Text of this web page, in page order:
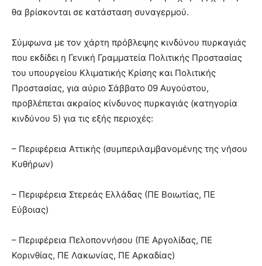
θα βρίσκονται σε κατάσταση συναγερμού.
Σύμφωνα με τον χάρτη πρόβλεψης κινδύνου πυρκαγιάς
που εκδίδει η Γενική Γραμματεία Πολιτικής Προστασίας
του υπουργείου Κλιματικής Κρίσης και Πολιτικής
Προστασίας, για αύριο Σάββατο 09 Αυγούστου,
προβλέπεται ακραίος κίνδυνος πυρκαγιάς (κατηγορία
κινδύνου 5) για τις εξής περιοχές:
– Περιφέρεια Αττικής (συμπεριλαμβανομένης της νήσου
Κυθήρων)
– Περιφέρεια Στερεάς Ελλάδας (ΠΕ Βοιωτίας, ΠΕ
Εύβοιας)
– Περιφέρεια Πελοποννήσου (ΠΕ Αργολίδας, ΠΕ
Κορινθίας, ΠΕ Λακωνίας, ΠΕ Αρκαδίας)